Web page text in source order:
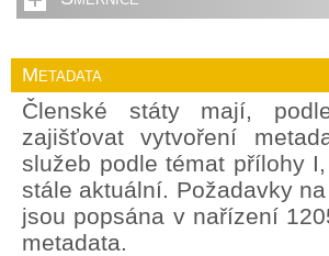
Metadata
Členské státy mají,
zajišťovat vytvoření
služeb podle témat přílohy
stále aktuální. Požadavky
jsou popsána v nařízení
metadata.